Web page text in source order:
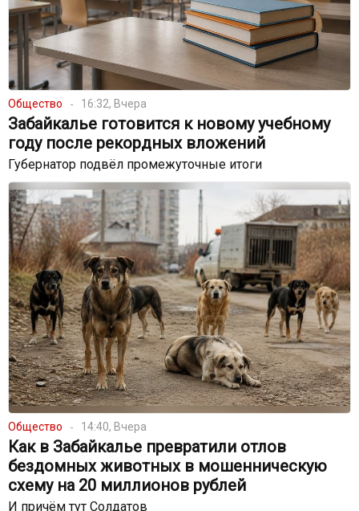
Общество 16:32, Вчера
Забайкалье готовится к новому учебному
году после рекордных вложений
Губернатор подвёл промежуточные итоги
Общество 14:40, Вчера
Как в Забайкалье превратили отлов
бездомных животных в мошенническую
схему на 20 миллионов рублей
И причём тут Солдатов